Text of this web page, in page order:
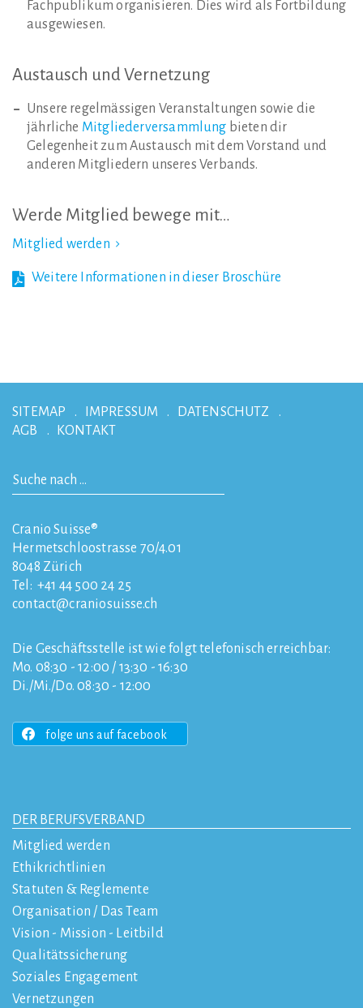
Fachpublikum organisieren. Dies wird als Fortbildung
ausgewiesen.
Austausch und Vernetzung
Unsere regelmässigen Veranstaltungen sowie die
jährliche Mitgliederversammlung bieten dir
Gelegenheit zum Austausch mit dem Vorstand und
anderen Mitgliedern unseres Verbands.
Werde Mitglied bewege mit…
Mitglied werden
Weitere Informationen in dieser Broschüre
SITEMAP IMPRESSUM
DATENSCHUTZ
AGB
KONTAKT
Cranio Suisse®
Hermetschloostrasse 70/4.01
8048 Zürich
Tel: +41 44 500 24 25
contact
craniosuisse.ch
Die Geschäftsstelle ist wie folgt telefonisch erreichbar:
Mo. 08:30 - 12:00 / 13:30 - 16:30
Di./Mi./Do. 08:30 - 12:00
folge uns auf facebook
DER BERUFSVERBAND
Mitglied werden
Ethikrichtlinien
Statuten & Reglemente
Organisation / Das Team
Vision - Mission - Leitbild
Qualitätssicherung
Soziales Engagement
Vernetzungen